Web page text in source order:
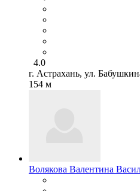
4.0
г. Астрахань, ул.
154 м
Волякова Валентина